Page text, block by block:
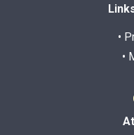
•
•